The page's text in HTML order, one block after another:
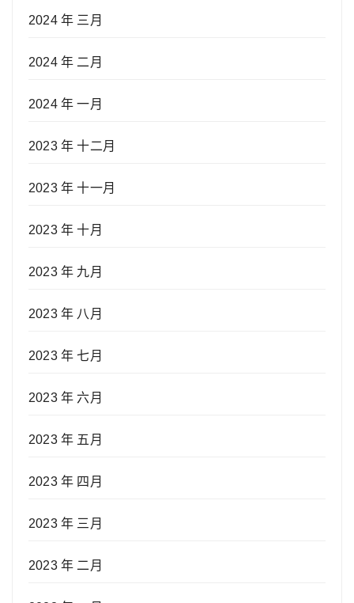
2024 年 三月
2024 年 二月
2024 年 一月
2023 年 十二月
2023 年 十一月
2023 年 十月
2023 年 九月
2023 年 八月
2023 年 七月
2023 年 六月
2023 年 五月
2023 年 四月
2023 年 三月
2023 年 二月